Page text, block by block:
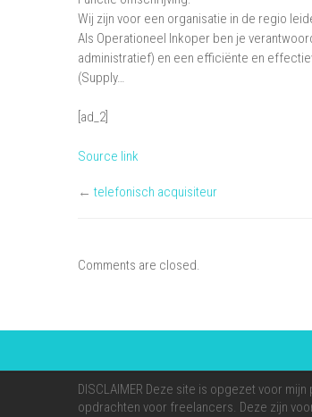
Wij zijn voor een organisatie in de regio
Als Operationeel Inkoper ben je
administratief) en een efficiënte en
(Supply…
[ad_2]
Source link
← telefonisch acquisiteur
Comments are closed.
DISCLAIMER Deze site is opgezet voor
opdrachten voor freelancers. Deze zijn